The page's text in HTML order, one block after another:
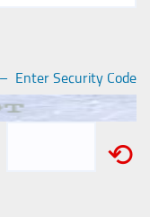
Enter Security Code
⟲